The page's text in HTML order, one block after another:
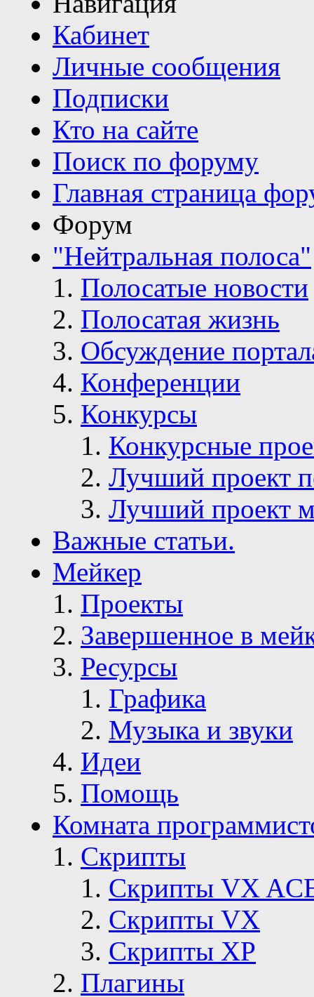
Кабинет
Личные сообщения
Подписки
Кто на сайте
Поиск по форуму
Главная страница
Форум
"Нейтральная полоса"
Полосатые новости
Полосатая жизнь
Обсуждение
Конференции
Конкурсы
Конкурсные
Лучший проект
Лучший проект
Важные статьи.
Мейкер
Проекты
Завершенное в
Ресурсы
Графика
Музыка и звуки
Идеи
Помощь
Комната
Скрипты
Скрипты VX
Скрипты VX
Скрипты ХР
Плагины